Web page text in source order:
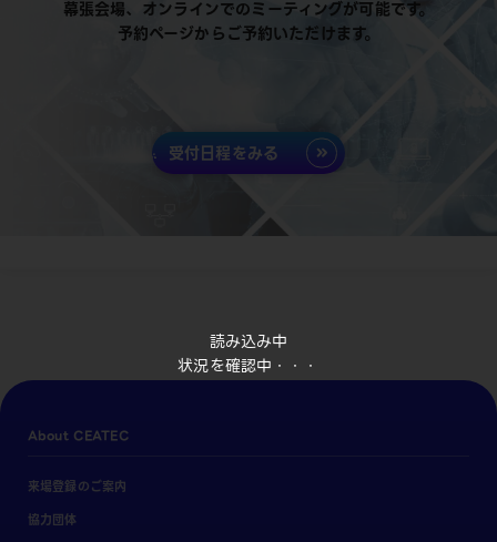
読み込み中
状況を確認中・・・
幕張会場、オンラインでのミーティングが可能です。
予約ページからご予約いただけます。
受付日程をみる
About CEATEC
来場登録のご案内
協力団体